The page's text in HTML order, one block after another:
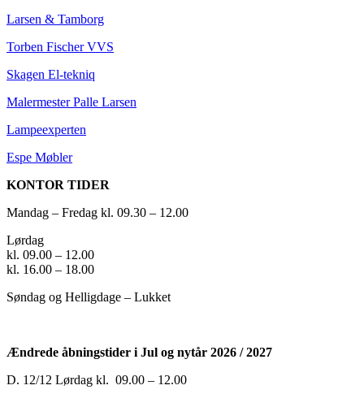
Larsen & Tamborg
Torben Fischer VVS
Skagen El-tekniq
Malermester Palle Larsen
Lampeexperten
Espe Møbler
KONTOR TIDER
Mandag – Fredag kl. 09.30 – 12.00
Lørdag
kl. 09.00 – 12.00
kl. 16.00 – 18.00
Søndag og Helligdage – Lukket
Ændrede åbningstider iJul og nytår 2026 / 2027
D. 12/12 Lørdag kl. 09.00 – 12.00